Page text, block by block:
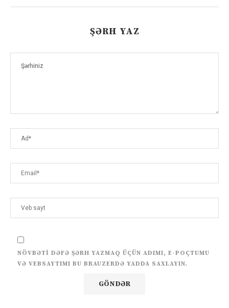
ŞƏRH YAZ
NÖVBƏTI DƏFƏ ŞƏRH YAZMAQ ÜÇÜN ADIMI, E-POÇTUMU
VƏ VEBSAYTIMI BU BRAUZERDƏ YADDA SAXLAYIN.